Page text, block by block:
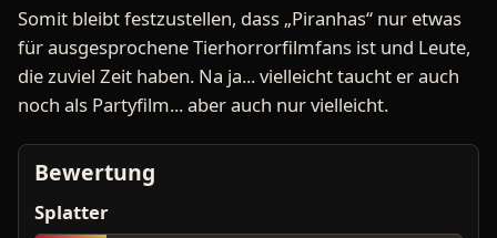
Somit bleibt festzustellen, dass „Piranhas“ nur etwas
für ausgesprochene Tierhorrorfilmfans ist und Leute,
die zuviel Zeit haben. Na ja... vielleicht taucht er auch
noch als Partyfilm... aber auch nur vielleicht.
Bewertung
Splatter